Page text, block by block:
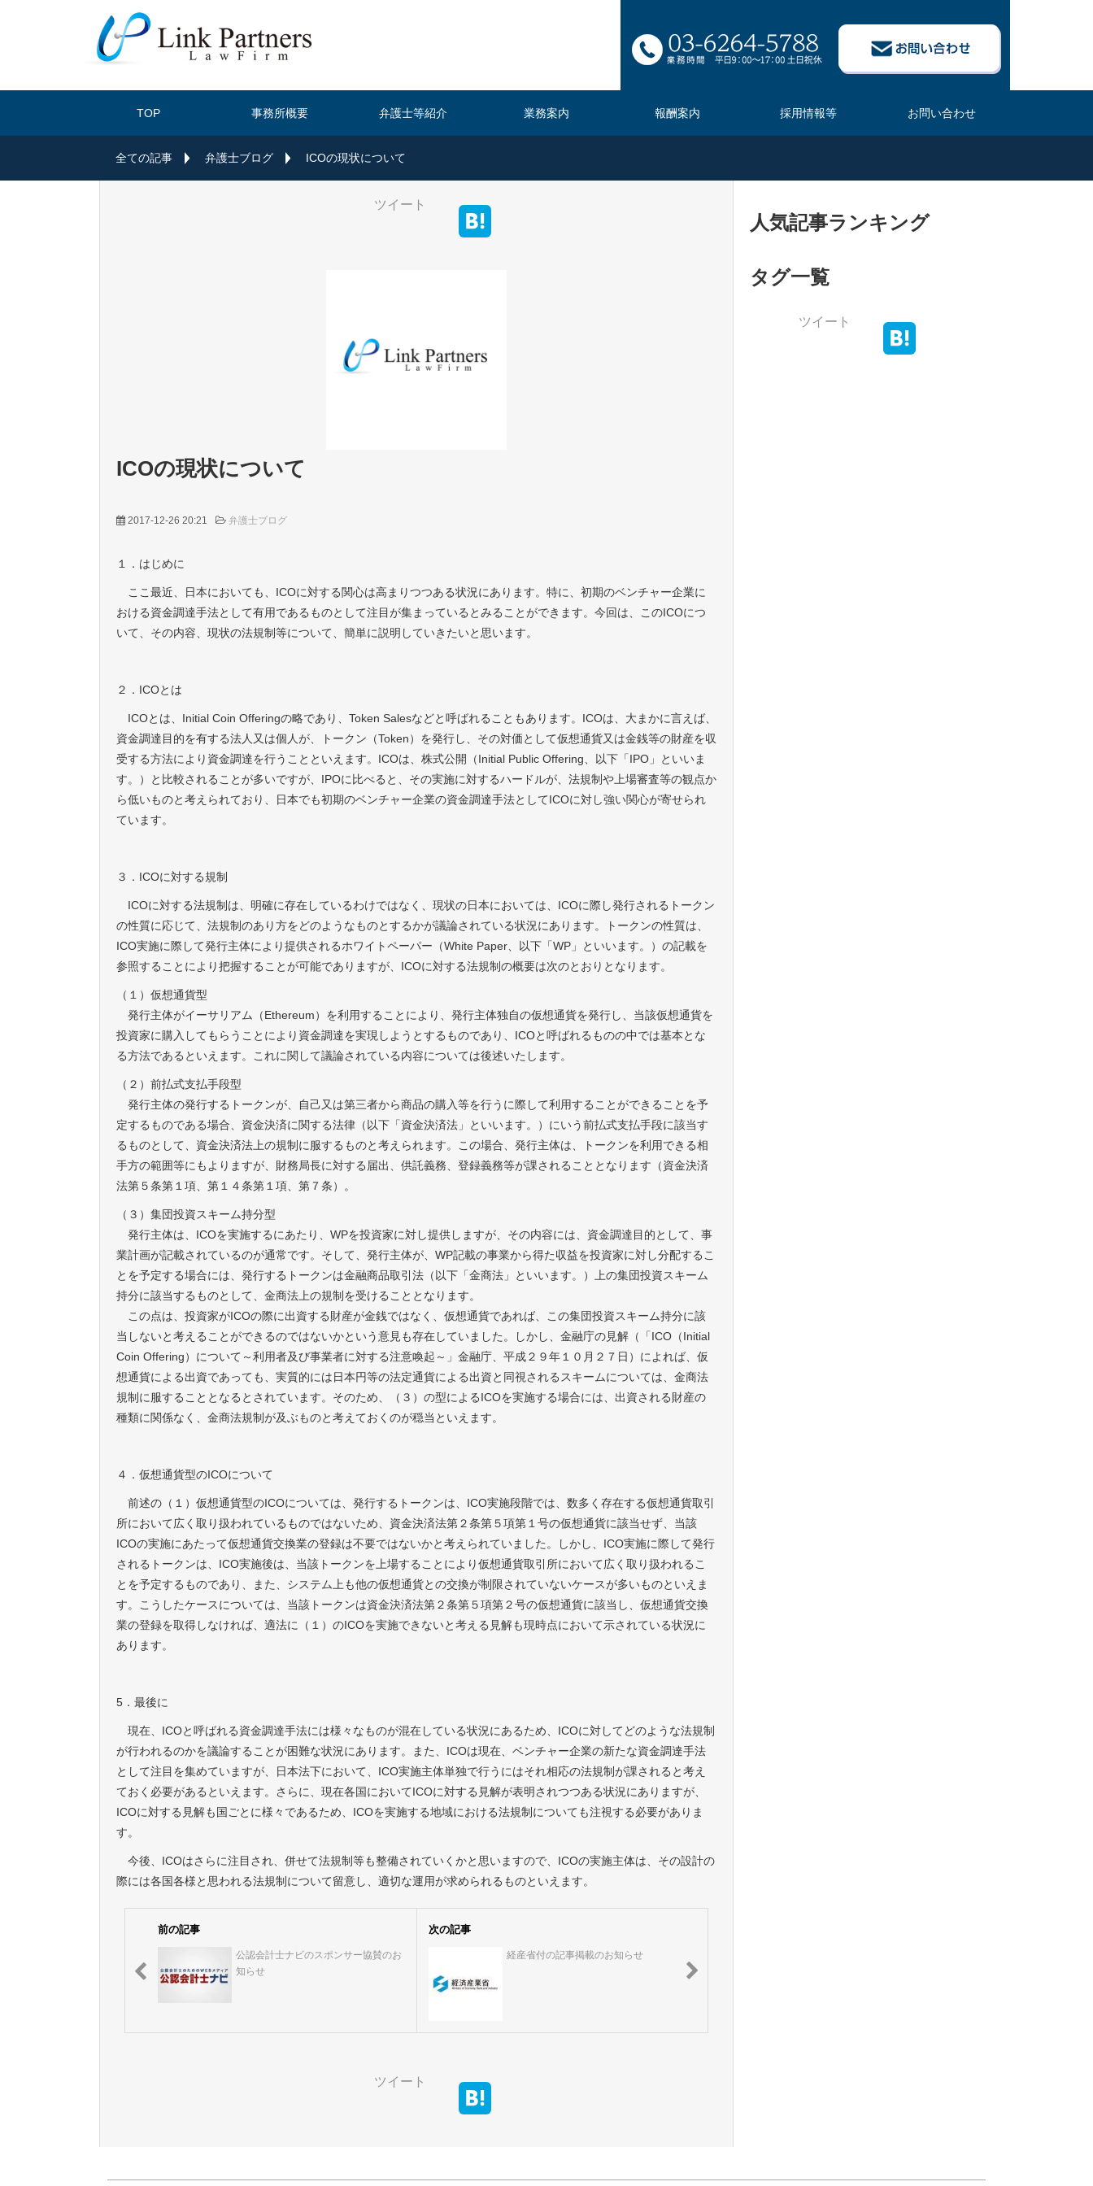
TOP 事務所概要 弁護士等紹介 業務案内 報酬案内 採用情報等 お問い合わせ
全ての記事 弁護士ブログ ICOの現状について
ツイート
ICOの現状について
2017-12-26 20:21 弁護士ブログ
１．はじめに
ここ最近、日本においても、ICOに対する関心は高まりつつある状況にあります。特に、初期のベンチャー企業に
おける資金調達手法として有用であるものとして注目が集まっているとみることができます。今回は、このICOにつ
いて、その内容、現状の法規制等について、簡単に説明していきたいと思います。
２．ICOとは
ICOとは、Initial Coin Offeringの略であり、Token Salesなどと呼ばれることもあります。ICOは、大まかに言えば、
資金調達目的を有する法人又は個人が、トークン（Token）を発行し、その対価として仮想通貨又は金銭等の財産を収
受する方法により資金調達を行うことといえます。ICOは、株式公開（Initial Public Offering、以下「IPO」といいま
す。）と比較されることが多いですが、IPOに比べると、その実施に対するハードルが、法規制や上場審査等の観点か
ら低いものと考えられており、日本でも初期のベンチャー企業の資金調達手法としてICOに対し強い関心が寄せられ
ています。
３．ICOに対する規制
ICOに対する法規制は、明確に存在しているわけではなく、現状の日本においては、ICOに際し発行されるトークン
の性質に応じて、法規制のあり方をどのようなものとするかが議論されている状況にあります。トークンの性質は、
ICO実施に際して発行主体により提供されるホワイトペーパー（White Paper、以下「WP」といいます。）の記載を
参照することにより把握することが可能でありますが、ICOに対する法規制の概要は次のとおりとなります。
（１）仮想通貨型
発行主体がイーサリアム（Ethereum）を利用することにより、発行主体独自の仮想通貨を発行し、当該仮想通貨を
投資家に購入してもらうことにより資金調達を実現しようとするものであり、ICOと呼ばれるものの中では基本とな
る方法であるといえます。これに関して議論されている内容については後述いたします。
（２）前払式支払手段型
発行主体の発行するトークンが、自己又は第三者から商品の購入等を行うに際して利用することができることを予
定するものである場合、資金決済に関する法律（以下「資金決済法」といいます。）にいう前払式支払手段に該当す
るものとして、資金決済法上の規制に服するものと考えられます。この場合、発行主体は、トークンを利用できる相
手方の範囲等にもよりますが、財務局長に対する届出、供託義務、登録義務等が課されることとなります（資金決済
法第５条第１項、第１４条第１項、第７条）。
（３）集団投資スキーム持分型
発行主体は、ICOを実施するにあたり、WPを投資家に対し提供しますが、その内容には、資金調達目的として、事
業計画が記載されているのが通常です。そして、発行主体が、WP記載の事業から得た収益を投資家に対し分配するこ
とを予定する場合には、発行するトークンは金融商品取引法（以下「金商法」といいます。）上の集団投資スキーム
持分に該当するものとして、金商法上の規制を受けることとなります。
この点は、投資家がICOの際に出資する財産が金銭ではなく、仮想通貨であれば、この集団投資スキーム持分に該
当しないと考えることができるのではないかという意見も存在していました。しかし、金融庁の見解（「ICO（Initial
Coin Offering）について～利用者及び事業者に対する注意喚起～」金融庁、平成２９年１０月２７日）によれば、仮
想通貨による出資であっても、実質的には日本円等の法定通貨による出資と同視されるスキームについては、金商法
規制に服することとなるとされています。そのため、（３）の型によるICOを実施する場合には、出資される財産の
種類に関係なく、金商法規制が及ぶものと考えておくのが穏当といえます。
４．仮想通貨型のICOについて
前述の（１）仮想通貨型のICOについては、発行するトークンは、ICO実施段階では、数多く存在する仮想通貨取引
所において広く取り扱われているものではないため、資金決済法第２条第５項第１号の仮想通貨に該当せず、当該
ICOの実施にあたって仮想通貨交換業の登録は不要ではないかと考えられていました。しかし、ICO実施に際して発行
されるトークンは、ICO実施後は、当該トークンを上場することにより仮想通貨取引所において広く取り扱われるこ
とを予定するものであり、また、システム上も他の仮想通貨との交換が制限されていないケースが多いものといえま
す。こうしたケースについては、当該トークンは資金決済法第２条第５項第２号の仮想通貨に該当し、仮想通貨交換
業の登録を取得しなければ、適法に（１）のICOを実施できないと考える見解も現時点において示されている状況に
あります。
5．最後に
現在、ICOと呼ばれる資金調達手法には様々なものが混在している状況にあるため、ICOに対してどのような法規制
が行われるのかを議論することが困難な状況にあります。また、ICOは現在、ベンチャー企業の新たな資金調達手法
として注目を集めていますが、日本法下において、ICO実施主体単独で行うにはそれ相応の法規制が課されると考え
ておく必要があるといえます。さらに、現在各国においてICOに対する見解が表明されつつある状況にありますが、
ICOに対する見解も国ごとに様々であるため、ICOを実施する地域における法規制についても注視する必要がありま
す。
今後、ICOはさらに注目され、併せて法規制等も整備されていくかと思いますので、ICOの実施主体は、その設計の
際には各国各様と思われる法規制について留意し、適切な運用が求められるものといえます。
前の記事
公認会計士ナビのスポンサー協賛のお
知らせ
次の記事
経産省付の記事掲載のお知らせ
ツイート
人気記事ランキング
タグ一覧
ツイート